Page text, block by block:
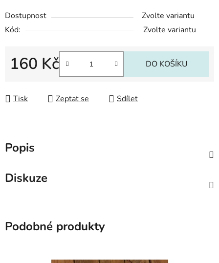
Dostupnost
Zvolte variantu
Kód:
Zvolte variantu
160 Kč DO KOŠÍKU
Tisk Zeptat se Sdílet
Popis
Diskuze
Podobné produkty